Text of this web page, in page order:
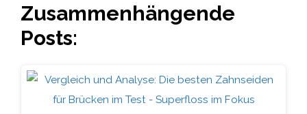
Zusammenhängende
Posts: